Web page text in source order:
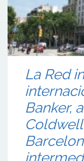
La Red
Banker,